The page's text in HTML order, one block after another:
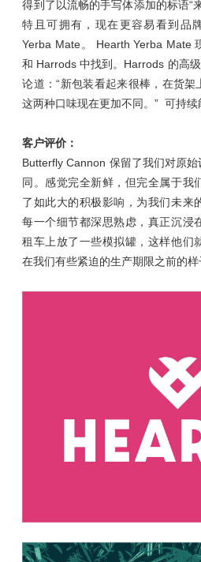
得到了以流畅的手写体添加的标语“
特且可拥有，现在更容易看到品
Yerba Mate。 Hearth Yerba Mate
和 Harrods 中找到。Harrods 的高
论道：“新包装看起来很棒，在货
这两种口味现在更加不同。” 可持续
客户评价：
Butterfly Cannon 保留了我们对原
同。感觉完全新鲜，但完全属于我
了如此大的积极影响，为我们未来
每一个细节都深思熟虑，真正沉浸
租车上放了一些模拟罐，这样他们
在我们有些紧迫的生产期限之前的样